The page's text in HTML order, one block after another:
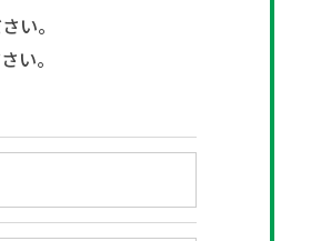
い。
い。